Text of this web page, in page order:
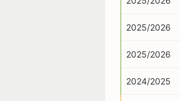
2025/2026
2025/2026
2024/2025